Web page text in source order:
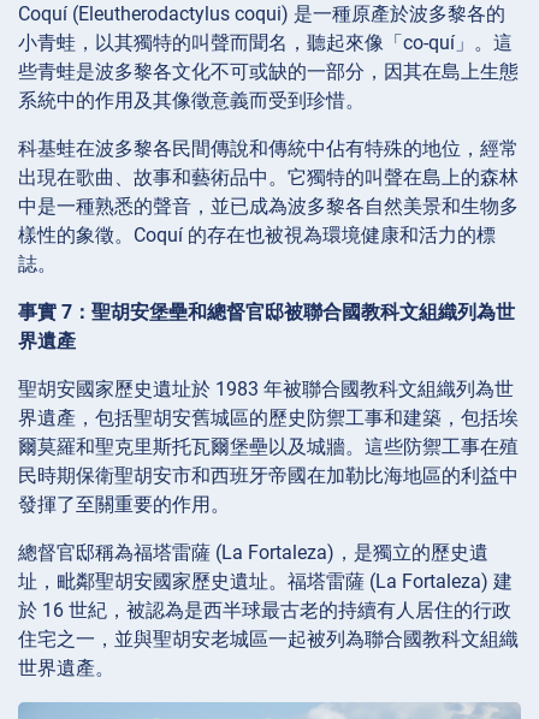
Coquí (Eleutherodactylus coqui) 是一種原產於波多黎各的
小青蛙，以其獨特的叫聲而聞名，聽起來像「co-quí」。這
些青蛙是波多黎各文化不可或缺的一部分，因其在島上生態
系統中的作用及其像徵意義而受到珍惜。
科基蛙在波多黎各民間傳說和傳統中佔有特殊的地位，經常
出現在歌曲、故事和藝術品中。它獨特的叫聲在島上的森林
中是一種熟悉的聲音，並已成為波多黎各自然美景和生物多
樣性的象徵。Coquí 的存在也被視為環境健康和活力的標
誌。
事實 7：聖胡安堡壘和總督官邸被聯合國教科文組織列為世
界遺產
聖胡安國家歷史遺址於 1983 年被聯合國教科文組織列為世
界遺產，包括聖胡安舊城區的歷史防禦工事和建築，包括埃
爾莫羅和聖克里斯托瓦爾堡壘以及城牆。這些防禦工事在殖
民時期保衛聖胡安市和西班牙帝國在加勒比海地區的利益中
發揮了至關重要的作用。
總督官邸稱為福塔雷薩 (La Fortaleza)，是獨立的歷史遺
址，毗鄰聖胡安國家歷史遺址。福塔雷薩 (La Fortaleza) 建
於 16 世紀，被認為是西半球最古老的持續有人居住的行政
住宅之一，並與聖胡安老城區一起被列為聯合國教科文組織
世界遺產。